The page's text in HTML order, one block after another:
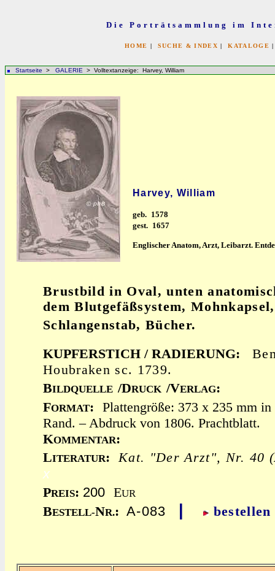
Die Porträtsammlung im
HOME | SUCHE & INDEX |KATALOGE
Startseite > GALERIE > Volltextanzeige: Harvey, William
Harvey, William
geb. 1578
gest. 1657
Englischer Anatom, Arzt, Leibarzt.
Brustbild in Oval, unten
dem Blutgefäßsystem,
Schlangenstab, Bücher.
KUPFERSTICH / RADIERUNG:
Houbraken sc. 1739.
BILDQUELLE /DRUCK /VERLAG:
FORMAT:
Plattengröße: 373 x 235 mm
Rand. – Abdruck von 1806. Prachtblatt.
KOMMENTAR:
LITERATUR: Kat. "Der Arzt", Nr. 40
x
PREIS: 200 EUR
BESTELL-NR.: A-083